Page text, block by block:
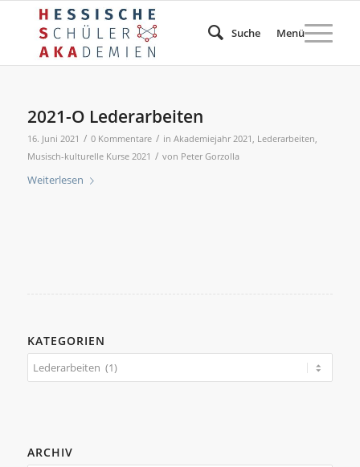
Suche Menü
2021-O Lederarbeiten
16. Juni 2021 / 0 Kommentare / in Akademiejahr 2021 , Lederarbeiten,
Musisch-kulturelle Kurse 2021 / von Peter Gorzolla
Weiterlesen
KATEGORIEN
Kategorien
ARCHIV